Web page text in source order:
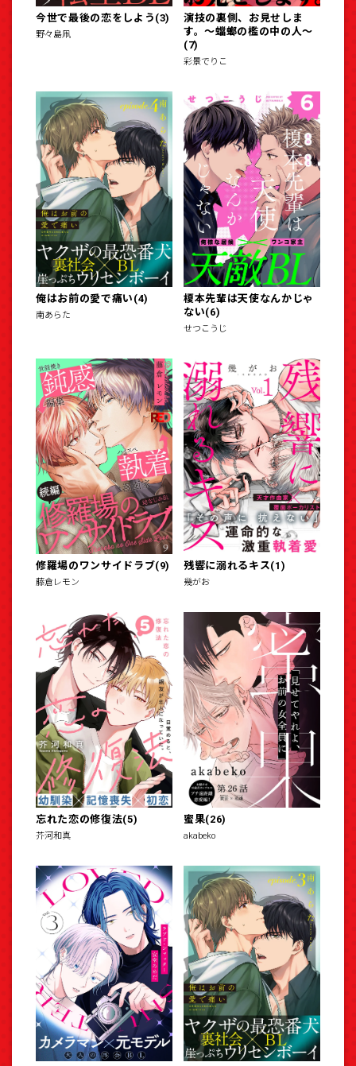
今世で最後の恋をしよう(3)
野々島凧
演技の裏側、お見せしま
す。～蟷螂の檻の中の人～
(7)
彩景でりこ
俺はお前の愛で痛い(4)
南あらた
榎本先輩は天使なんかじゃ
ない(6)
せつこうじ
修羅場のワンサイドラブ(9)
藤倉レモン
残響に溺れるキス(1)
幾がお
忘れた恋の修復法(5)
芥河和真
蜜果(26)
akabeko